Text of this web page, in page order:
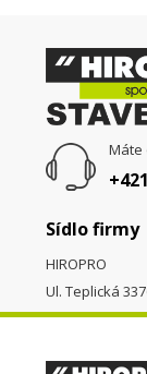
Máte
Sídlo firmy
HIROPRO
Ul. Teplická
058 01Poprad